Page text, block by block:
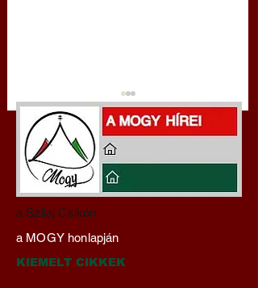
Pokol prof 4x ‒ Tiszás
szakértelem ‒ Háromféle
módon közelít
egetrengető
a Szilaj Csikón
a MOGY honlapján
KIEMELT CIKKEK